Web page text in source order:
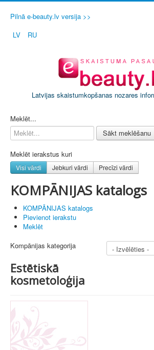
Pilnā e-beauty.lv versija >>
LV
RU
Latvijas skaistumkopšanas nozares
Meklēt...
Sākt meklēšanu
Meklēt ierakstus kuri
Visi vārdi Jebkuri vārdi Precīzi vārdi
KOMPĀNIJAS katalogs
KOMPĀNIJAS katalogs
Pievienot ierakstu
Meklēt
Kompānijas kategorija
Estētiskā
kosmetoloģija